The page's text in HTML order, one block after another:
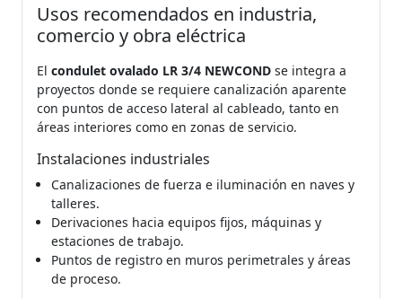
Usos recomendados en industria,
comercio y obra eléctrica
El condulet ovalado LR 3/4 NEWCOND se integra a
proyectos donde se requiere canalización aparente
con puntos de acceso lateral al cableado, tanto en
áreas interiores como en zonas de servicio.
Instalaciones industriales
Canalizaciones de fuerza e iluminación en naves y
talleres.
Derivaciones hacia equipos fijos, máquinas y
estaciones de trabajo.
Puntos de registro en muros perimetrales y áreas
de proceso.